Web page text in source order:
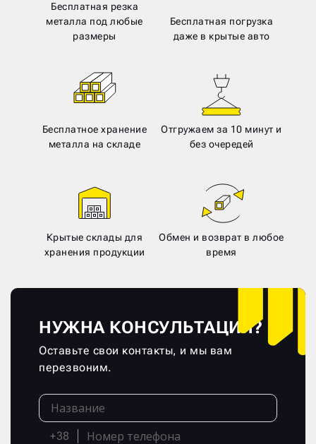
Бесплатная резка
металла под любые
размеры
Бесплатная погрузка
даже в крытые авто
Бесплатное хранение
металла на складе
Отгружаем за 10 минут и
без очередей
Крытые склады для
хранения продукции
Обмен и возврат в любое
время
НУЖНА КОНСУЛЬТАЦИЯ?
Оставьте свои контакты, и мы вам
перезвоним.
+38